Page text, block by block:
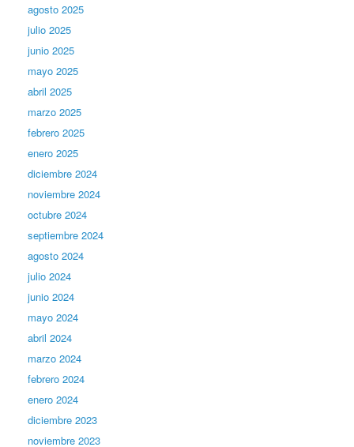
agosto 2025
julio 2025
junio 2025
mayo 2025
abril 2025
marzo 2025
febrero 2025
enero 2025
diciembre 2024
noviembre 2024
octubre 2024
septiembre 2024
agosto 2024
julio 2024
junio 2024
mayo 2024
abril 2024
marzo 2024
febrero 2024
enero 2024
diciembre 2023
noviembre 2023